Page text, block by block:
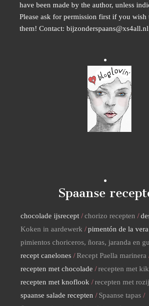
have been made by the author, unless
Please ask for permission first if you wish
them! Contact: bijzonderspaans@xs4all.nl
Spaanse
chocolade ijsrecept chorizo recepten
Koken in aardewerk
pimentón de la vera
pimientos choriceros, ñoras, jaranda en
recept canelones
Recept Paella marinera
recepten met chocolade
recepten met
recepten met knoflook
recepten met
spaanse salade recepten
Spaanse tapas